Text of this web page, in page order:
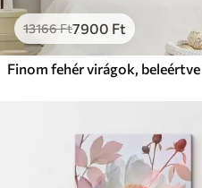
13166Ft7900 Ft